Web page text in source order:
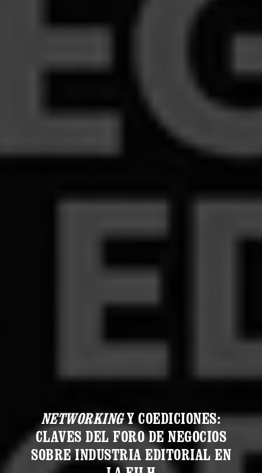
NETWORKINGY COEDICIONES:
CLAVES DEL FORO DE NEGOCIOS
SOBRE INDUSTRIA EDITORIAL EN